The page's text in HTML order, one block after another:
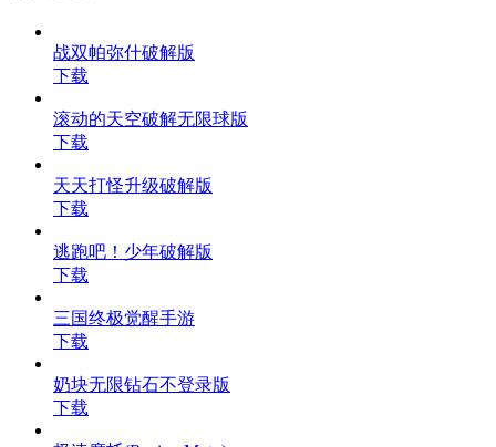
战双帕弥什破解版
下载
滚动的天空破解无限球版
下载
天天打怪升级破解版
下载
逃跑吧！少年破解版
下载
三国终极觉醒手游
下载
奶块无限钻石不登录版
下载